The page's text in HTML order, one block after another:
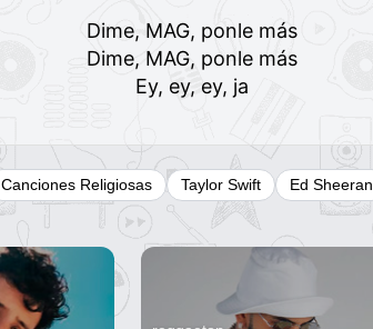
Dime, MAG, ponle más
Dime, MAG, ponle más
Ey, ey, ey, ja
Canciones Religiosas Taylor Swift Ed Sheeran